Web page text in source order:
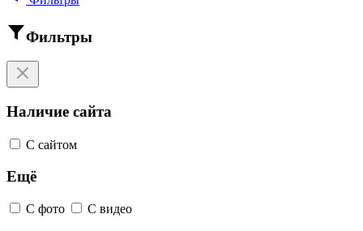
Фильтры
Наличие сайта
С сайтом
Ещё
С фото С видео